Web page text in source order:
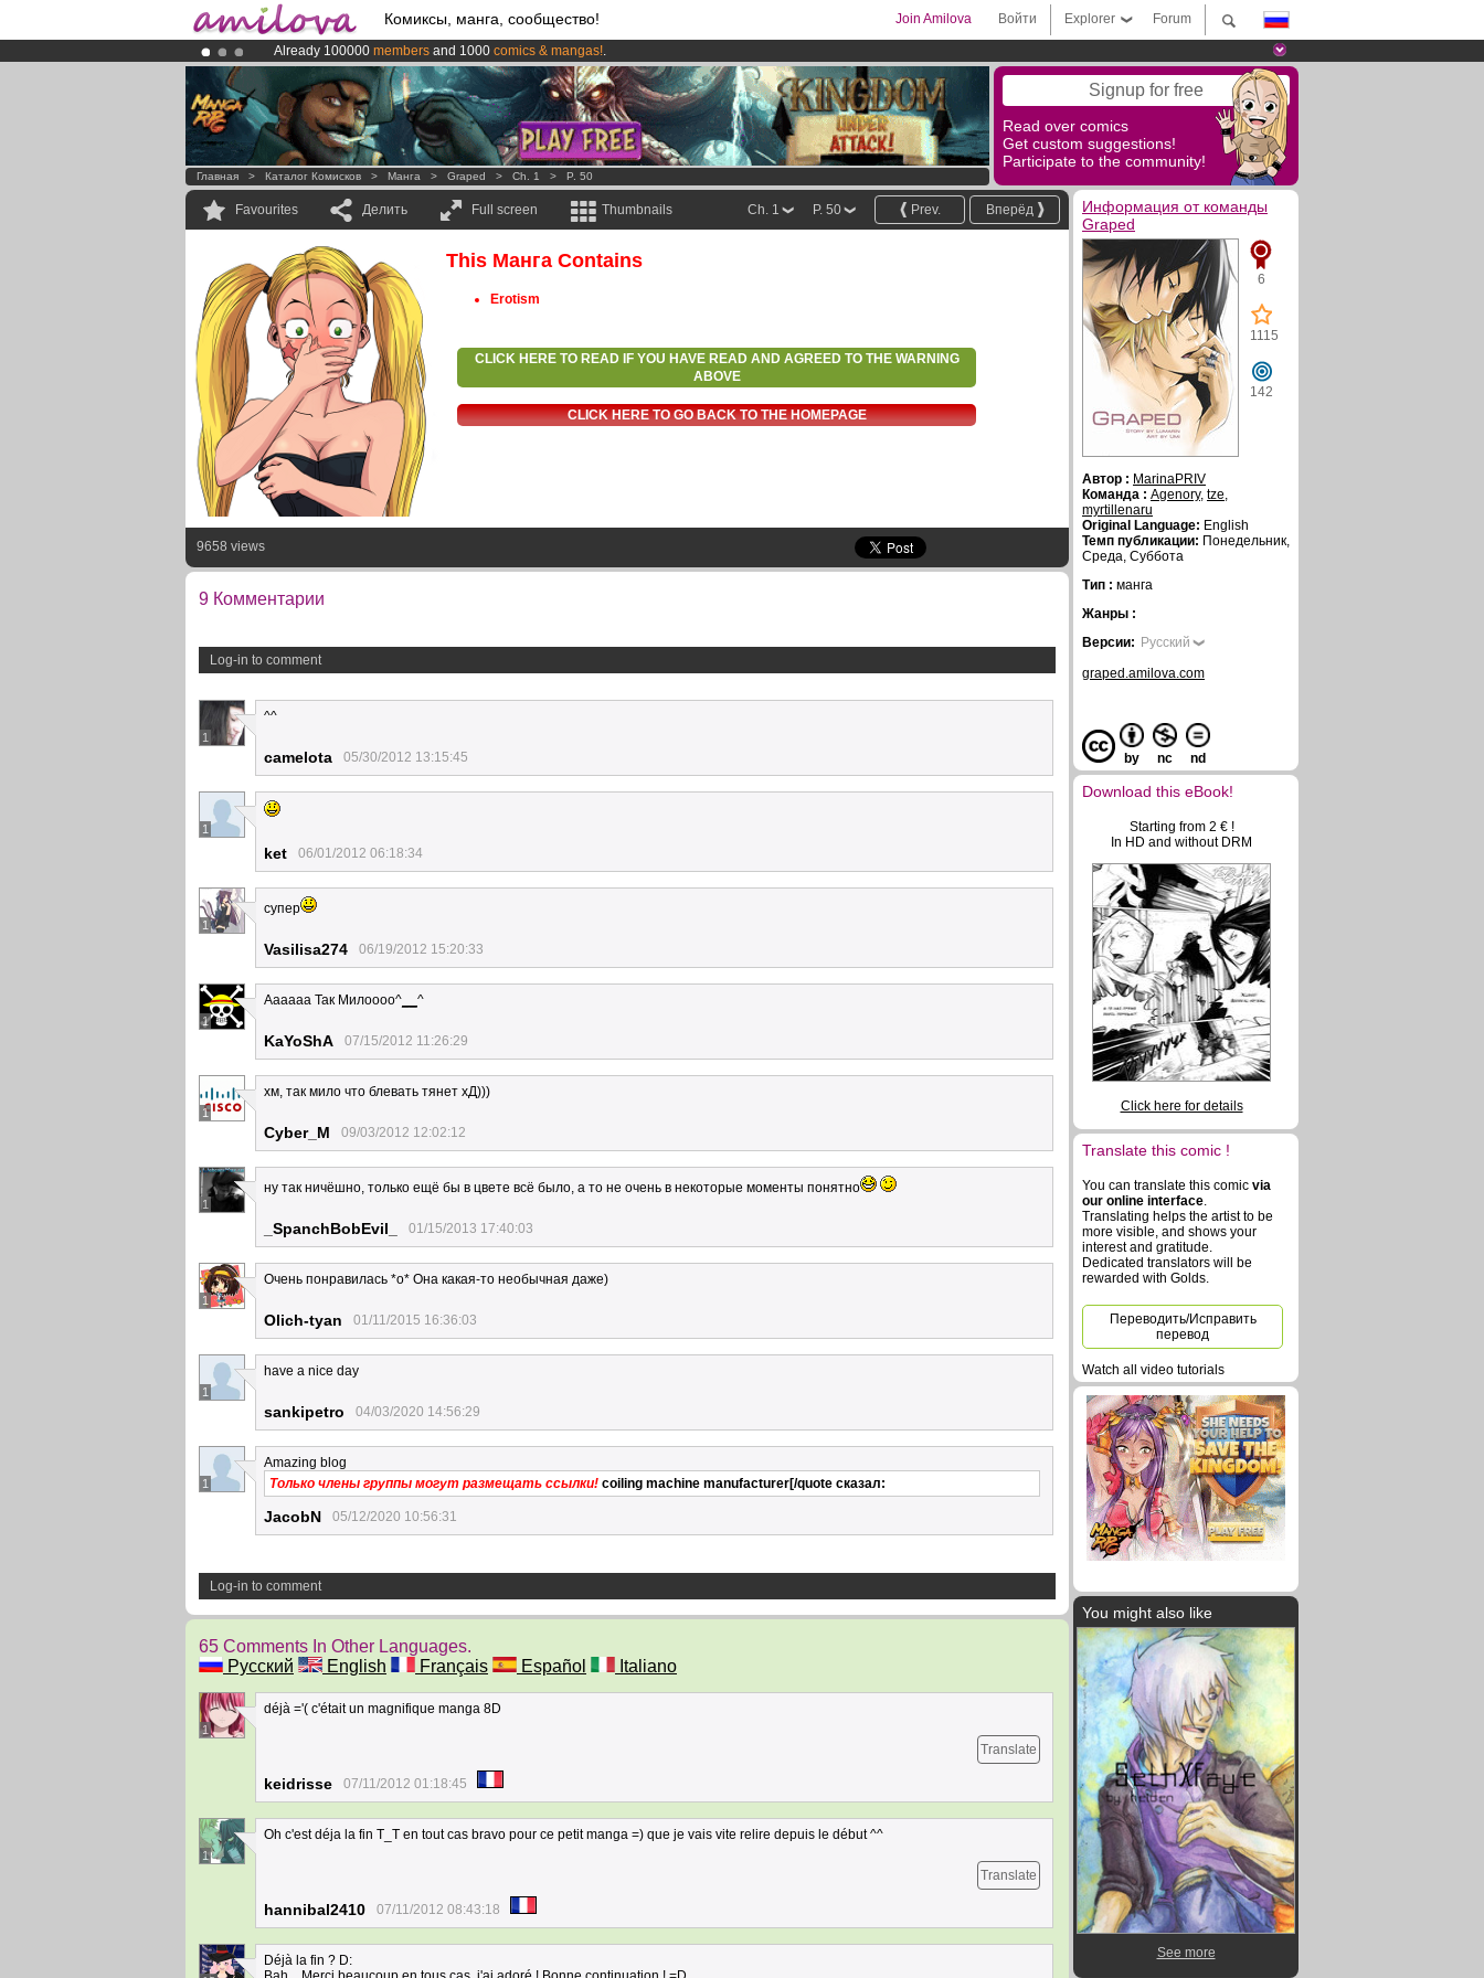
Комиксы, манга, сообщество! Forum
Explorer
Войти
Join Amilova
Already 100000 members and 1000 comics & mangas!.
AmilovaKickstarter is now LIVE!.
Premium membership from3.95 euros per month !Get membership now Signup for free
Read over comics
Get custom suggestions!
Participate to the community!
Главная > Каталог Комисков > Манга > Graped > Ch. 1 > P. 50
Favourites Делить Full screen Thumbnails Вперёд
Prev.
P. 50
Ch. 1
This Манга Contains
Erotism
CLICK HERE TO READ IF YOU HAVE READ AND AGREED TO THE WARNING
ABOVE
CLICK HERE TO GO BACK TO THE HOMEPAGE
9658 views
9 Комментарии
Log-in to comment
1
^^
camelota 05/30/2012 13:15:45
1
ket 06/01/2012 06:18:34
1
супер
Vasilisa274 06/19/2012 15:20:33
1
Аааааа Так Милоооо^ ^
KaYoShA 07/15/2012 11:26:29
1
хм, так мило что блевать тянет хД)))
Cyber_M 09/03/2012 12:02:12
1
ну так ничёшно, только ещё бы в цвете всё было, а то не очень в некоторые моменты понятно
_SpanchBobEvil_ 01/15/2013 17:40:03
1
Очень понравилась *о* Она какая-то необычная даже)
Olich-tyan 01/11/2015 16:36:03
1
have a nice day
sankipetro 04/03/2020 14:56:29
1
Amazing blog
Только члены группы могут размещать ссылки! coiling machine manufacturer[/quote сказал:
JacobN 05/12/2020 10:56:31
Log-in to comment
65 Comments In Other Languages.
Русский
English Français Español Italiano
1
déjà ='( c'était un magnifique manga 8D
Translate
keidrisse 07/11/2012 01:18:45
1
Oh c'est déja la fin T_T en tout cas bravo pour ce petit manga =) que je vais vite relire depuis le début ^^
Translate
hannibal2410 07/11/2012 08:43:18
Déjà la fin ? D:
Информация от команды
Graped
6
1115
142
Автор : MarinaPRIV
Команда : Agenory, tze,
myrtillenaru
Original Language: English
Темп публикации: Понедельник,
Среда, Суббота
Тип : манга
Жанры :
Версии: Русский
graped.amilova.com
by nc nd
Download this eBook!
Starting from 2 € !
In HD and without DRM
Click here for details
Translate this comic !
You can translate this comic via
our online interface.
Translating helps the artist to be
more visible, and shows your
interest and gratitude.
Dedicated translators will be
rewarded with Golds.
Переводить/Исправить
перевод
Watch all video tutorials
You might also like
See more